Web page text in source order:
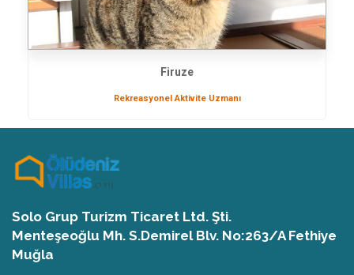
Firuze
Rekreasyonel Aktivite Uzmanı
Solo Grup Turizm Ticaret Ltd. Şti.
Menteşeoğlu Mh. S.Demirel Blv. No:263/A Fethiye
Muğla